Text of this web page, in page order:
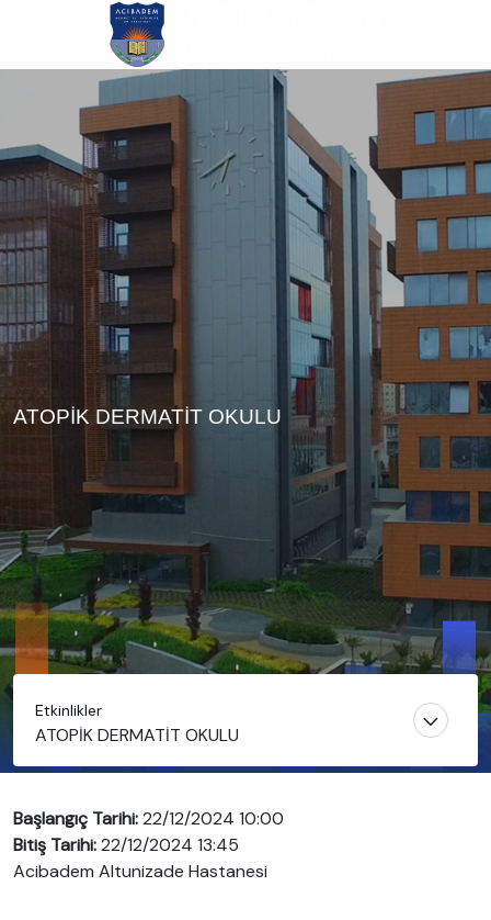
atla
ATOPİK DERMATİT OKULU
Etkinlikler
ATOPİK DERMATİT OKULU
Başlangıç Tarihi:22/12/2024 10:00
Bitiş Tarihi:22/12/2024 13:45
Acibadem Altunizade Hastanesi